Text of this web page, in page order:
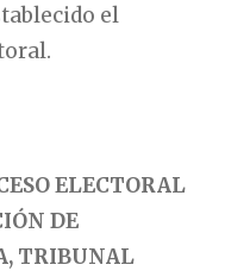
el
ELECTORAL
DE
TRIBUNAL